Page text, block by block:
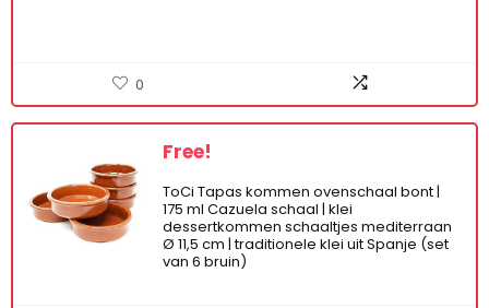
0
Free!
ToCi Tapas kommen ovenschaal bont |
175 ml Cazuela schaal | klei
dessertkommen schaaltjes mediterraan
Ø 11,5 cm | traditionele klei uit Spanje (set
van 6 bruin)